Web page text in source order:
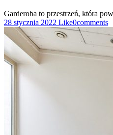
Garderoba to przestrzeń, która
28 stycznia 2022 Like0comments